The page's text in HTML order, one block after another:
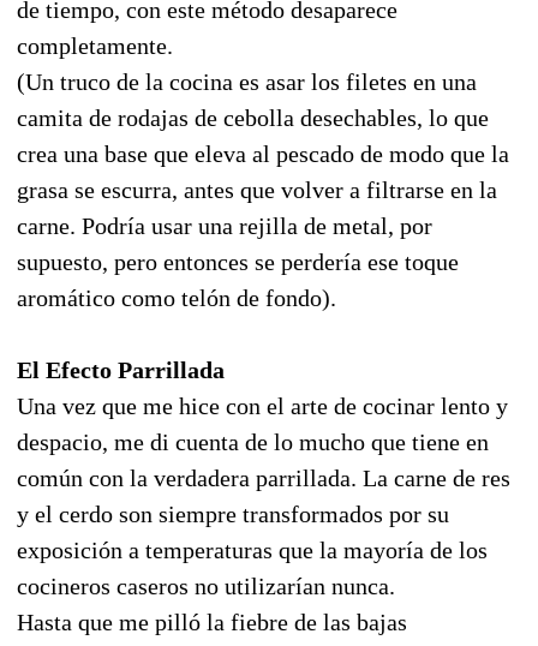
de tiempo, con este método desaparece
completamente.
(Un truco de la cocina es asar los filetes en una
camita de rodajas de cebolla desechables, lo que
crea una base que eleva al pescado de modo que la
grasa se escurra, antes que volver a filtrarse en la
carne. Podría usar una rejilla de metal, por
supuesto, pero entonces se perdería ese toque
aromático como telón de fondo).
El Efecto Parrillada
Una vez que me hice con el arte de cocinar lento y
despacio, me di cuenta de lo mucho que tiene en
común con la verdadera parrillada. La carne de res
y el cerdo son siempre transformados por su
exposición a temperaturas que la mayoría de los
cocineros caseros no utilizarían nunca.
Hasta que me pilló la fiebre de las bajas